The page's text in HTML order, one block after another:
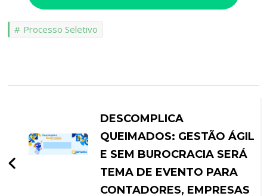
Processo Seletivo
DESCOMPLICA
QUEIMADOS: GESTÃO ÁGIL
E SEM BUROCRACIA SERÁ
TEMA DE EVENTO PARA
CONTADORES, EMPRESAS